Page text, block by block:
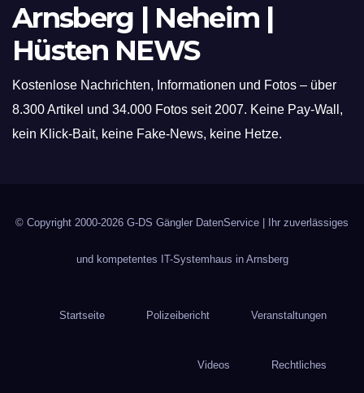
Arnsberg | Neheim |
Hüsten NEWS
Kostenlose Nachrichten, Informationen und Fotos – über
8.300 Artikel und 34.000 Fotos seit 2007. Keine Pay-Wall,
kein Klick-Bait, keine Fake-News, keine Hetze.
© Copyright 2000-2026 G-DS Gängler DatenService | Ihr zuverlässiges
und kompetentes IT-Systemhaus in Arnsberg
Startseite Polizeibericht Veranstaltungen
Videos Rechtliches